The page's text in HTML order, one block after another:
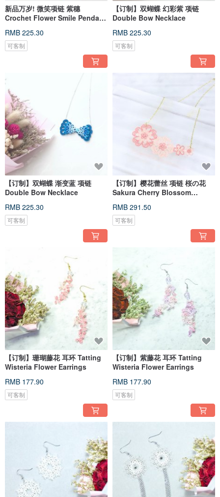
新品万岁! 微笑项链 紫穗
Crochet Flower Smile Pendant
RMB 225.30
可客制
【订制】双蝴蝶 幻彩紫 项链
Double Bow Necklace
RMB 225.30
可客制
【订制】双蝴蝶 渐变蓝 项链
Double Bow Necklace
RMB 225.30
可客制
【订制】樱花蕾丝 项链 桜の花
Sakura Cherry Blossom
RMB 291.50
可客制
【订制】珊瑚藤花 耳环 Tatting
Wisteria Flower Earrings
RMB 177.90
可客制
【订制】紫藤花 耳环 Tatting
Wisteria Flower Earrings
RMB 177.90
可客制